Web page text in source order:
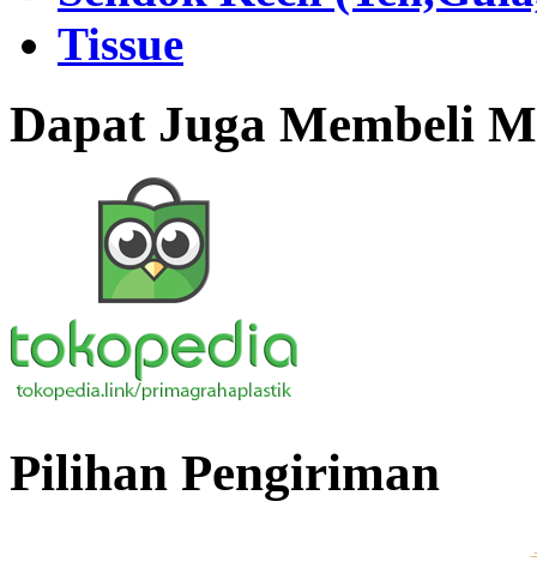
Tissue
Dapat Juga Membeli
Pilihan Pengiriman